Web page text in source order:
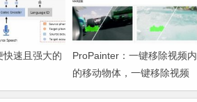
快速且强大的
ProPainter：一键移除视频内
的移动物体，一键移除视频
水印